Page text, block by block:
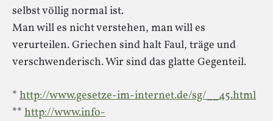
selbst völlig normal ist.
Man will es nicht verstehen, man will es
verurteilen. Griechen sind halt Faul, träge und
verschwenderisch. Wir sind das glatte Gegenteil.
* http://www.gesetze-im-internet.de/sg/__45.html
** http://www.info-